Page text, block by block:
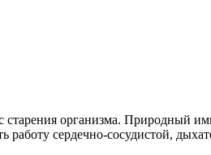
старения организма. Природный
сердечно-сосудистой,